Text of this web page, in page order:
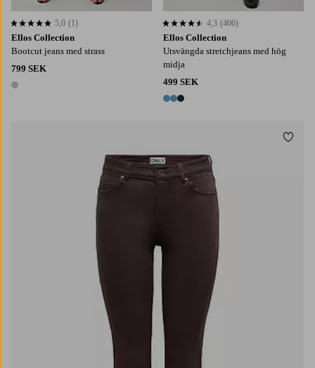
Ellos Collection
Bootcut jeans med strass
799 SEK
1 färg
5,0 baserat på 1 st betyg
5,0 (1)
Ellos Collection
Utsvängda stretchjeans med hög
midja
499 SEK
3 färger
4,3 baserat på 406 st betyg
4,3 (406)